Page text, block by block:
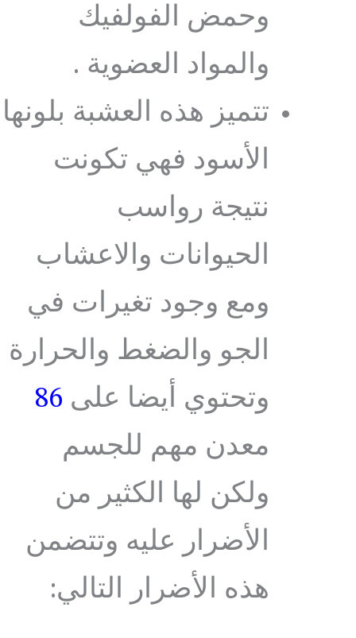
وحمض الفولفيك
والمواد العضوية .
تتميز هذه العشبة بلونها
الأسود فهي تكونت
نتيجة رواسب
الحيوانات والاعشاب
ومع وجود تغيرات في
الجو والضغط والحرارة
وتحتوي أيضا على 86
معدن مهم للجسم
ولكن لها الكثير من
الأضرار عليه وتتضمن
هذه الأضرار التالي: